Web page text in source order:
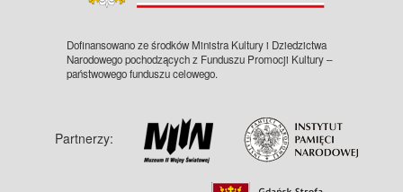
Dofinansowano ze środków Ministra Kultury i Dziedzictwa
Narodowego pochodzących z Funduszu Promocji Kultury –
państwowego funduszu celowego.
Partnerzy: